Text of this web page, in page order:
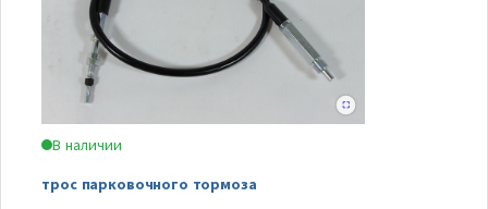
В наличии
трос парковочного тормоза